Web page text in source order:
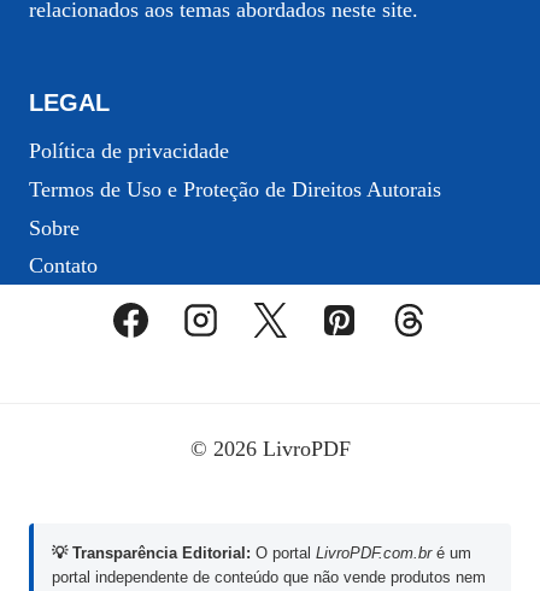
relacionados aos temas abordados neste site.
LEGAL
Política de privacidade
Termos de Uso e Proteção de Direitos Autorais
Sobre
Contato
© 2026 LivroPDF
💡 Transparência Editorial: O portal LivroPDF.com.bré um
portal independente de conteúdo que não vende produtos nem